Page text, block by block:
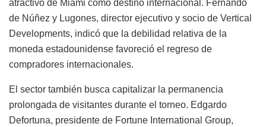
atractivo de Miami como destino internacional. Fernando
de Núñez y Lugones, director ejecutivo y socio de Vertical
Developments, indicó que la debilidad relativa de la
moneda estadounidense favoreció el regreso de
compradores internacionales.
El sector también busca capitalizar la permanencia
prolongada de visitantes durante el torneo. Edgardo
Defortuna, presidente de Fortune International Group,